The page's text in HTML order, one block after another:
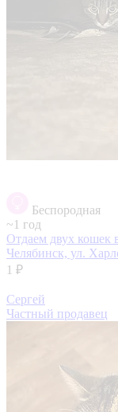
Беспородная
~1 год
Отдаем двух кошек
Челябинск, ул.
1 ₽
Сергей
Частный продавец